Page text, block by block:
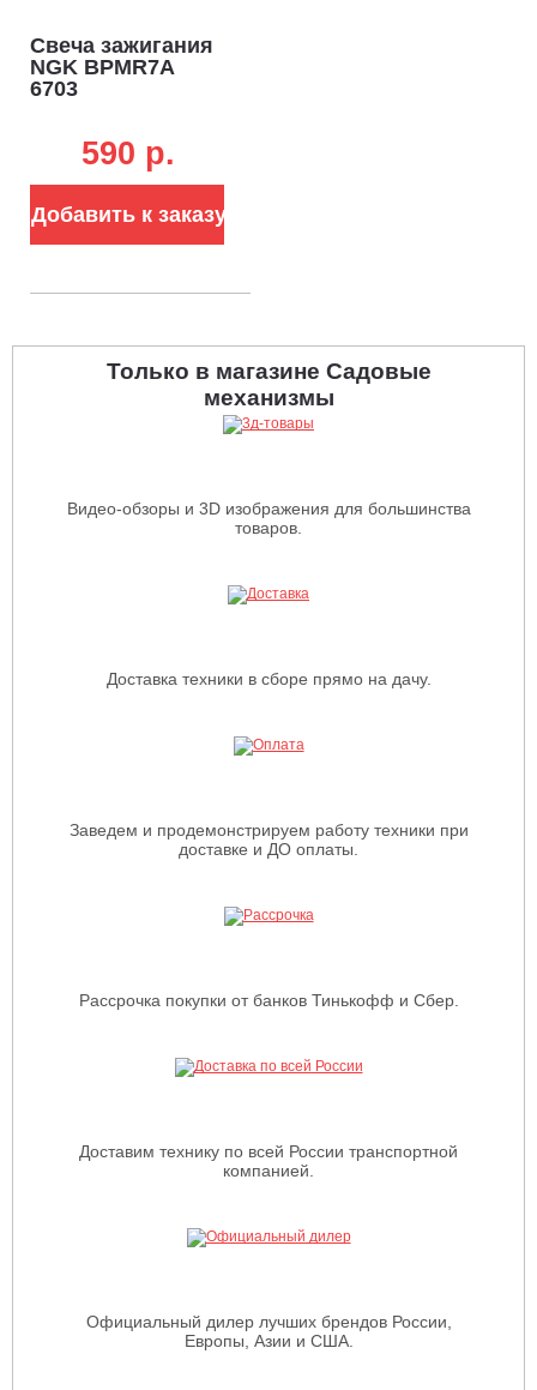
Свеча зажигания
NGK BPMR7A
6703
590 p.
Добавить к заказу
Только в магазине Садовые
механизмы
Видео-обзоры и 3D изображения для большинства
товаров.
Доставка техники в сборе прямо на дачу.
Заведем и продемонстрируем работу техники при
доставке и ДО оплаты.
Рассрочка покупки от банков Тинькофф и Сбер.
Доставим технику по всей России транспортной
компанией.
Официальный дилер лучших брендов России,
Европы, Азии и США.